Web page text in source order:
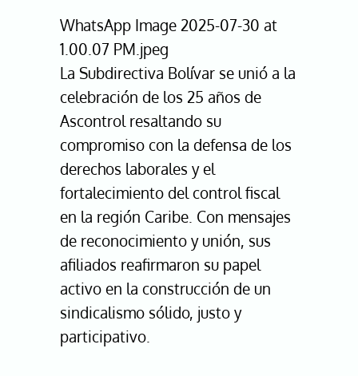
compromiso
sindical
WhatsApp Image 2025-07-30 at
1.00.07 PM.jpeg
La Subdirectiva Bolívar se unió a la
celebración de los 25 años de
Ascontrol resaltando su
compromiso con la defensa de los
derechos laborales y el
fortalecimiento del control fiscal
en la región Caribe. Con mensajes
de reconocimiento y unión, sus
afiliados reafirmaron su papel
activo en la construcción de un
sindicalismo sólido, justo y
participativo.